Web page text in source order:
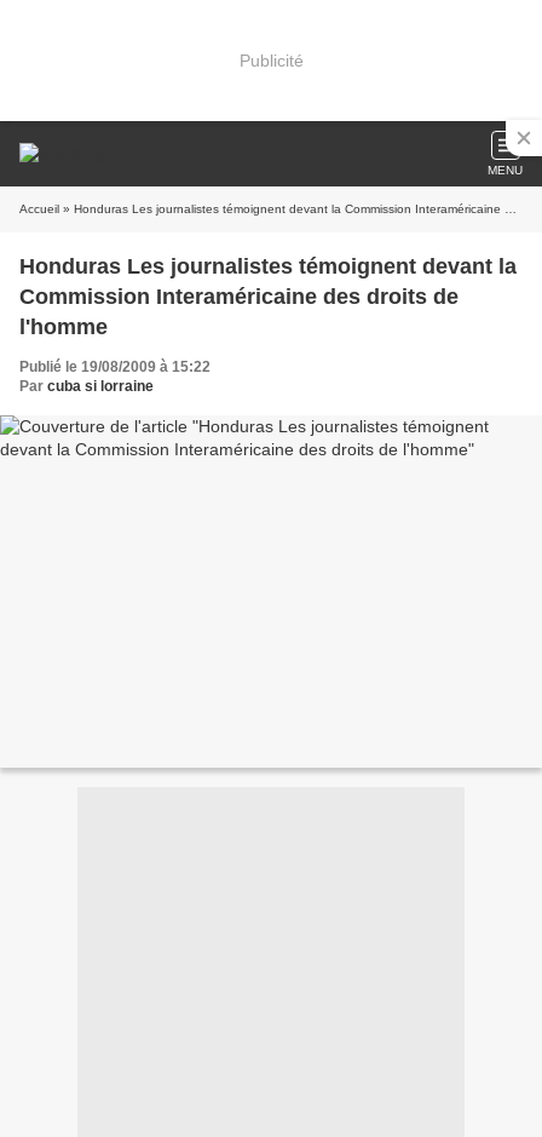
Publicité
MENU
Accueil » Honduras Les journalistes témoignent devant la Commission Interaméricaine des droits de l'homme
Honduras Les journalistes témoignent devant la
Commission Interaméricaine des droits de
l'homme
Publié le 19/08/2009 à 15:22
Par cuba si lorraine